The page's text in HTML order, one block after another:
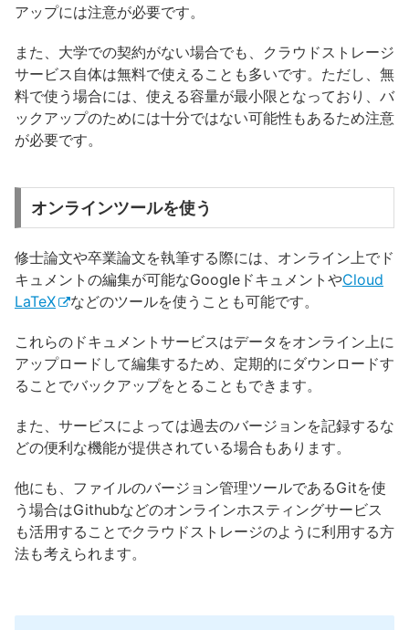
アップには注意が必要です。
また、大学での契約がない場合でも、クラウドストレージ
サービス自体は無料で使えることも多いです。ただし、無
料で使う場合には、使える容量が最小限となっており、バ
ックアップのためには十分ではない可能性もあるため注意
が必要です。
オンラインツールを使う
修士論文や卒業論文を執筆する際には、オンライン上でド
キュメントの編集が可能なGoogleドキュメントやCloud
LaTeX
などのツールを使うことも可能です。
これらのドキュメントサービスはデータをオンライン上に
アップロードして編集するため、定期的にダウンロードす
ることでバックアップをとることもできます。
また、サービスによっては過去のバージョンを記録するな
どの便利な機能が提供されている場合もあります。
他にも、ファイルのバージョン管理ツールであるGitを使
う場合はGithubなどのオンラインホスティングサービス
も活用することでクラウドストレージのように利用する方
法も考えられます。